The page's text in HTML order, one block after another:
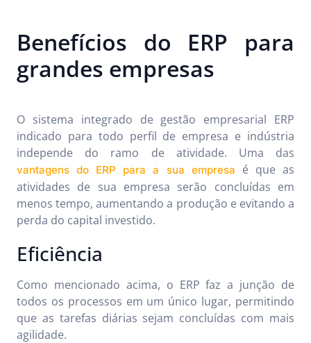
Benefícios do ERP para
grandes empresas
O sistema integrado de gestão empresarial ERP
indicado para todo perfil de empresa e indústria
independe do ramo de atividade. Uma das
vantagens do ERP para a sua empresa
é que as
atividades de sua empresa serão concluídas em
menos tempo, aumentando a produção e evitando a
perda do capital investido.
Eficiência
Como mencionado acima, o ERP faz a junção de
todos os processos em um único lugar, permitindo
que as tarefas diárias sejam concluídas com mais
agilidade.